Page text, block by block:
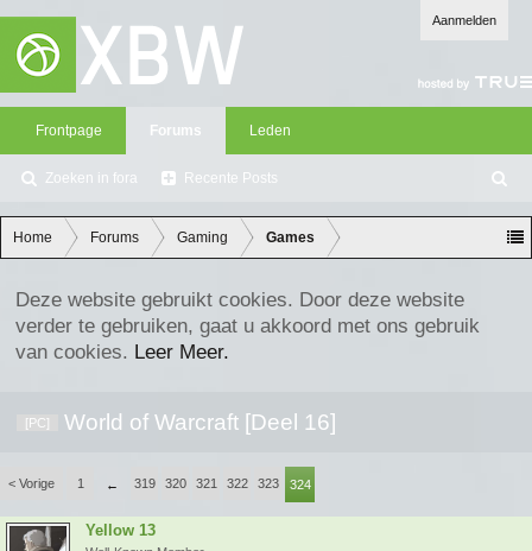
Aanmelden
Frontpage Forums
Zoeken in fora Recente Posts
Leden
oe
ke
n
Home Forums Gaming Games
Deze website gebruikt cookies. Door deze website
verder te gebruiken, gaat u akkoord met ons gebruik
van cookies. Leer Meer.
[PC] World of Warcraft [Deel 16]
< Vorige 1 ← 319 320 321 322 323 324
Yellow 13